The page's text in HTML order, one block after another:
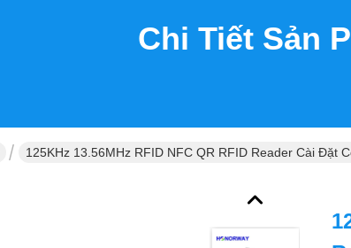
Chi Tiết Sản
125KHz 13.56MHz RFID NFC QR RFID Reader Cài Đặt